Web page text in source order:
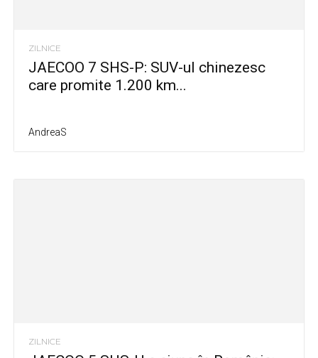
ZILNICE
JAECOO 7 SHS-P: SUV-ul chinezesc
care promite 1.200 km...
AndreaS
ZILNICE